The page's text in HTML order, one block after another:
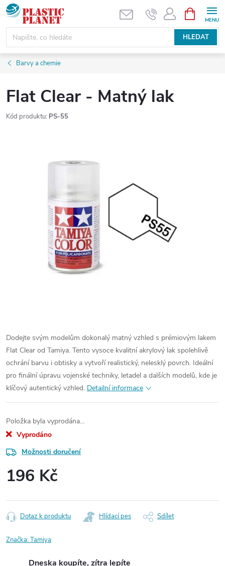
Přejít
na
obsah
HLEDAT
NÁKUPNÍ
KOŠÍK
Barvy a chemie
Flat Clear - Matný lak
Kód produktu: PS-55
Dodejte svým modelům dokonalý matný vzhled s prémiovým lakem
Flat Clear od Tamiya. Tento vysoce kvalitní akrylový lak spolehlivě
ochrání barvu i obtisky a vytvoří realistický, nelesklý povrch. Ideální
pro finální úpravu vojenské techniky, letadel a dalších modelů, kde je
klíčový autentický vzhled. Detailní informace
Položka byla vyprodána…
Vyprodáno
Možnosti doručení
196 Kč
cena:
Dotaz k produktu Hlídací pes Sdílet
Značka:Tamiya
Dneska koupíte, zítra lepíte